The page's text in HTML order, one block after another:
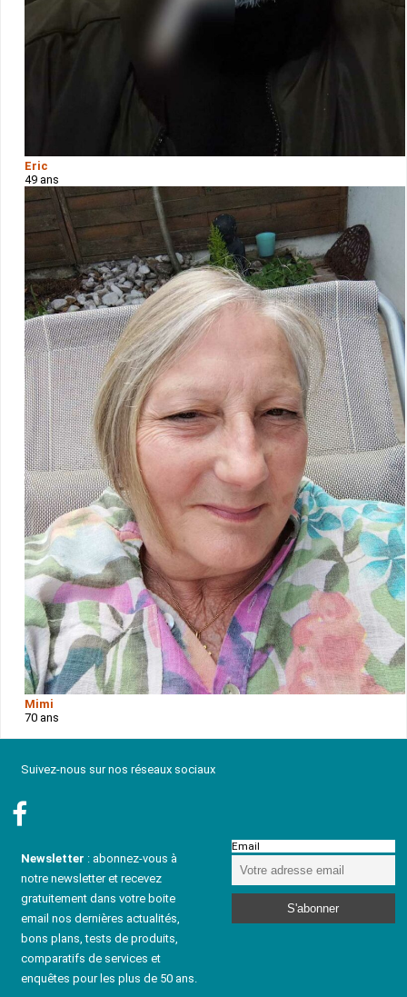
Eric
49 ans
Mimi
70 ans
Suivez-nous sur nos réseaux sociaux
Newsletter : abonnez-vous à
notre newsletter et recevez
gratuitement dans votre boite
email nos dernières actualités,
bons plans, tests de produits,
comparatifs de services et
enquêtes pour les plus de 50 ans.
Email